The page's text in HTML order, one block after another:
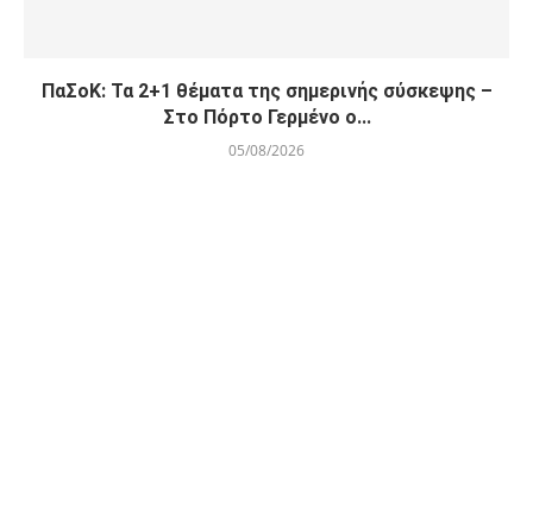
ΠαΣοΚ: Τα 2+1 θέματα της σημερινής σύσκεψης –
Στο Πόρτο Γερμένο ο...
05/08/2026